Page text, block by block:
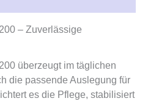
– Zuverlässige
überzeugt im täglichen
die passende Auslegung für
es die Pflege, stabilisiert